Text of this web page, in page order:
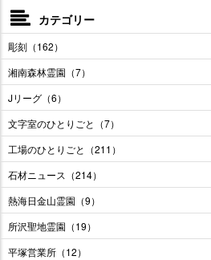
カテゴリー
彫刻（162）
湘南森林霊園（7）
Jリーグ（6）
文字室のひとりごと（7）
工場のひとりごと（211）
石材ニュース（214）
熱海日金山霊園（9）
所沢聖地霊園（19）
平塚営業所（12）